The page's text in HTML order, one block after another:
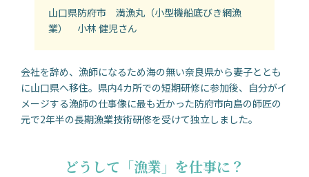
山口県防府市 満漁丸（小型機船底びき網漁
業） 小林 健児さん
会社を辞め、漁師になるため海の無い奈良県から妻子ととも
に山口県へ移住。県内4カ所での短期研修に参加後、自分がイ
メージする漁師の仕事像に最も近かった防府市向島の師匠の
元で2年半の長期漁業技術研修を受けて独立しました。
どうして「漁業」を仕事に？